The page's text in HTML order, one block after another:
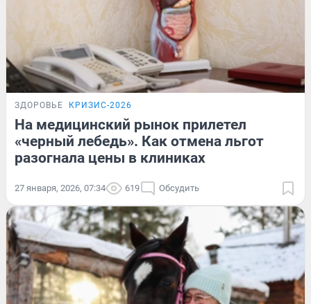
ЗДОРОВЬЕ КРИЗИС-2026
На медицинский рынок прилетел
«черный лебедь». Как отмена льгот
разогнала цены в клиниках
27 января, 2026, 07:34 619 Обсудить